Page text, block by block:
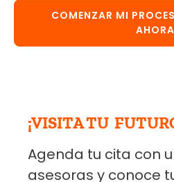
COMENZAR MI
AHORA
¡VISITA TU
Agenda tu cita con
asesoras y conoce